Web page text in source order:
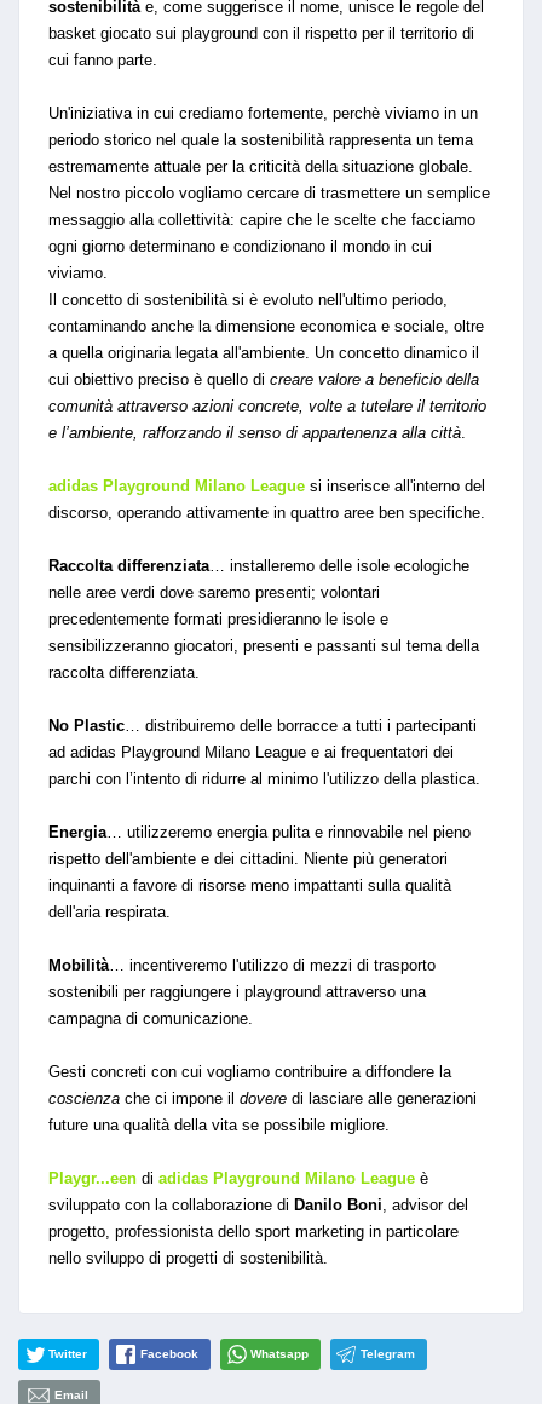
sostenibilità e, come suggerisce il nome, unisce le regole del
basket giocato sui playground con il rispetto per il territorio di
cui fanno parte.
Un'iniziativa in cui crediamo fortemente, perchè viviamo in un
periodo storico nel quale la sostenibilità rappresenta un tema
estremamente attuale per la criticità della situazione globale.
Nel nostro piccolo vogliamo cercare di trasmettere un semplice
messaggio alla collettività: capire che le scelte che facciamo
ogni giorno determinano e condizionano il mondo in cui
viviamo.
Il concetto di sostenibilità si è evoluto nell'ultimo periodo,
contaminando anche la dimensione economica e sociale, oltre
a quella originaria legata all'ambiente. Un concetto dinamico il
cui obiettivo preciso è quello di creare valore a beneficio della
comunità attraverso azioni concrete, volte a tutelare il territorio
e l’ambiente, rafforzando il senso di appartenenza alla città
adidas Playground Milano League si inserisce all'interno del
discorso, operando attivamente in quattro aree ben specifiche.
Raccolta differenziata … installeremo delle isole ecologiche
nelle aree verdi dove saremo presenti; volontari
precedentemente formati presidieranno le isole e
sensibilizzeranno giocatori, presenti e passanti sul tema della
raccolta differenziata.
No Plastic … distribuiremo delle borracce a tutti i partecipanti
ad adidas Playground Milano League e ai frequentatori dei
parchi con l’intento di ridurre al minimo l'utilizzo della plastica.
Energia … utilizzeremo energia pulita e rinnovabile nel pieno
rispetto dell'ambiente e dei cittadini. Niente più generatori
inquinanti a favore di risorse meno impattanti sulla qualità
dell'aria respirata.
Mobilità … incentiveremo l'utilizzo di mezzi di trasporto
sostenibili per raggiungere i playground attraverso una
campagna di comunicazione.
Gesti concreti con cui vogliamo contribuire a diffondere la
coscienza che ci impone il dovere di lasciare alle generazioni
future una qualità della vita se possibile migliore.
Playgr...een di adidas Playground Milano League è
sviluppato con la collaborazione di Danilo Boni , advisor del
progetto, professionista dello sport marketing in particolare
nello sviluppo di progetti di sostenibilità.
Twitter Facebook Whatsapp Telegram
Email